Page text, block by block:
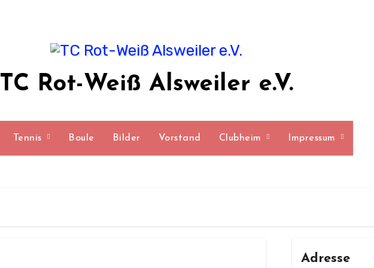
TC Rot-Weiß Alsweiler e.V.
Tennis Boule Bilder Vorstand Clubheim Impressum
Adresse